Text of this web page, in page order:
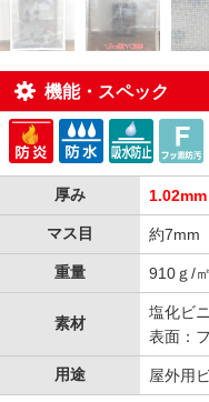
機能・スペック
厚み 1.02mm
マス目 約7mm
重量 910ｇ/㎡
素材
塩化ビ
表面：
用途 屋外用